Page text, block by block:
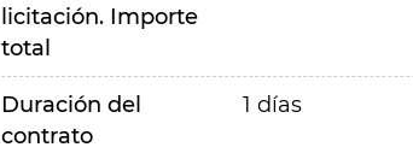
licitación. Importe
total
Duración del
contrato
1 días